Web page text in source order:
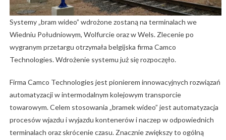
Systemy „bram wideo” wdrożone zostaną na terminalach we
Wiedniu Południowym, Wolfurcie oraz w Wels. Zlecenie po
wygranym przetargu otrzymała belgijska firma Camco
Technologies. Wdrożenie systemu już się rozpoczęło.
Firma Camco Technologies jest pionierem innowacyjnych rozwiązań
automatyzacji w intermodalnym kolejowym transporcie
towarowym. Celem stosowania „bramek wideo” jest automatyzacja
procesów wjazdu i wyjazdu kontenerów i naczep w odpowiednich
terminalach oraz skrócenie czasu. Znacznie zwiększy to ogólną